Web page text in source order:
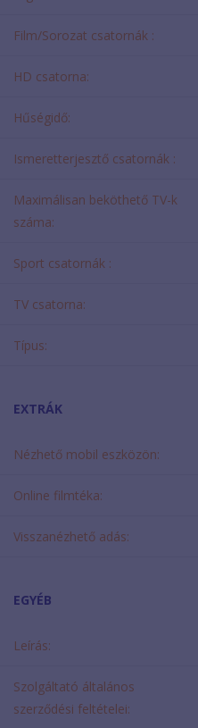
Film/Sorozat csatornák :
HD csatorna:
Hűségidő:
Ismeretterjesztő csatornák :
Maximálisan beköthető TV-k
száma:
Sport csatornák :
TV csatorna:
Típus:
EXTRÁK
Nézhető mobil eszközön:
Online filmtéka:
Visszanézhető adás:
EGYÉB
Leírás:
Szolgáltató általános
szerződési feltételei: